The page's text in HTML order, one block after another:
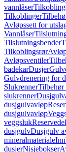
vannlåser
Tilkoblinger
Avløpssett for
Vannlåser
Tilslutningsbender
Tilkoblingsrør
Avløpsventiler
badekarDusjer
Gulvdrenering for
SlukrennerTilbehør
slukrenner
dusjgulvavløp
dusjgulvavløp
veggsluk
dusjgulvDusjgulv
mineralmateriale
dusjerNisjebokser